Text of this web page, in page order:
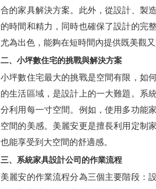
合的家具解決方案。此外，從設計、製
的時間和精力，同時也確保了設計的完
尤為出色，能夠在短時間內提供既美觀
二、小坪數住宅的挑戰與解決方案
小坪數住宅最大的挑戰是空間有限，如
的生活區域，是設計上的一大難題。系
分利用每一寸空間。例如，使用多功能
空間的美感。美麗安更是擅長利用定制
也能享受到大空間的舒適感。
三、系統家具設計公司的作業流程
美麗安的作業流程分為三個主要階段：